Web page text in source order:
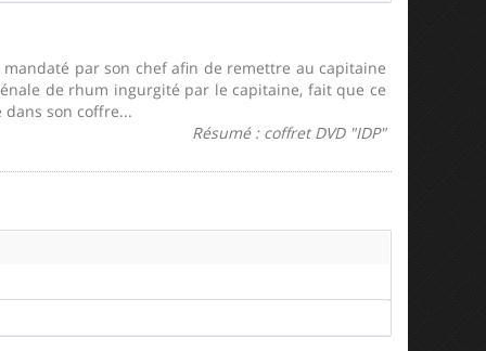
par son chef afin de remettre au capitaine
de rhum ingurgité par le capitaine, fait que ce
son coffre...
Résumé : coffret DVD "IDP"